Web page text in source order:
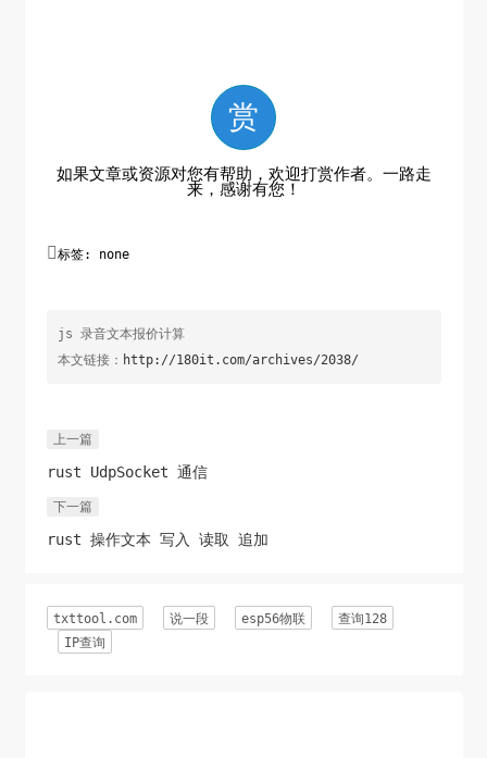
class="anniu" value="开始计算" name="button">
                         </td>
                    </table>
                    </div>
                </div>
window.onload=function(){
            var oInp=document.querySelector(".js-
inp-area");
            oInp.onblur=function(){
                var txt3=this.value;
赏
如果文章或资源对您有帮助，欢迎打赏作者。一路走
来，感谢有您！
标签: none
js 录音文本报价计算
本文链接： http://180it.com/archives/2038/
上一篇
rust UdpSocket 通信
下一篇
rust 操作文本 写入 读取 追加
txttool.com 说一段 esp56物联
查询128
IP查询